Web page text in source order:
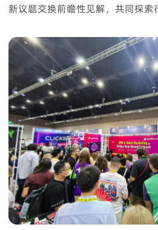
新议题交换前瞻性见解，共同探索